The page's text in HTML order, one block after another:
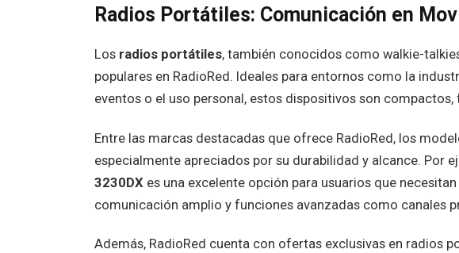
Radios Portátiles: Comunicación en
Los radios portátiles, también conocidos como walkie-
populares en RadioRed. Ideales para entornos como la
eventos o el uso personal, estos dispositivos son
Entre las marcas destacadas que ofrece RadioRed, los
especialmente apreciados por su durabilidad y alcance. Por
3230DX es una excelente opción para usuarios que
comunicación amplio y funciones avanzadas como canales
Además, RadioRed cuenta con ofertas exclusivas en radios